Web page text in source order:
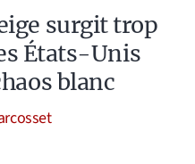
surgit trop
États-Unis
blanc